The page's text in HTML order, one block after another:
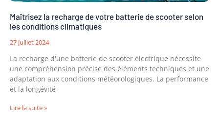
Maîtrisez la recharge de votre batterie de scooter selon
les conditions climatiques
27 juillet 2024
La recharge d'une batterie de scooter électrique nécessite
une compréhension précise des éléments techniques et une
adaptation aux conditions météorologiques. La performance
et la longévité
Lire la suite »